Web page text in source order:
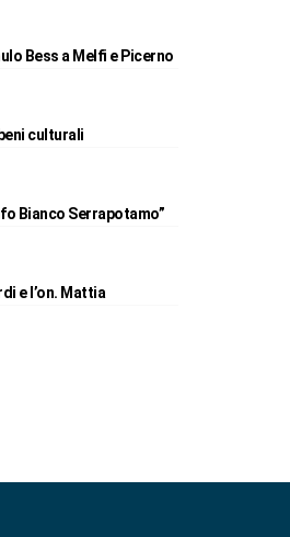
Bess a Melfi e Picerno
culturali
Bianco Serrapotamo”
e l’on. Mattia